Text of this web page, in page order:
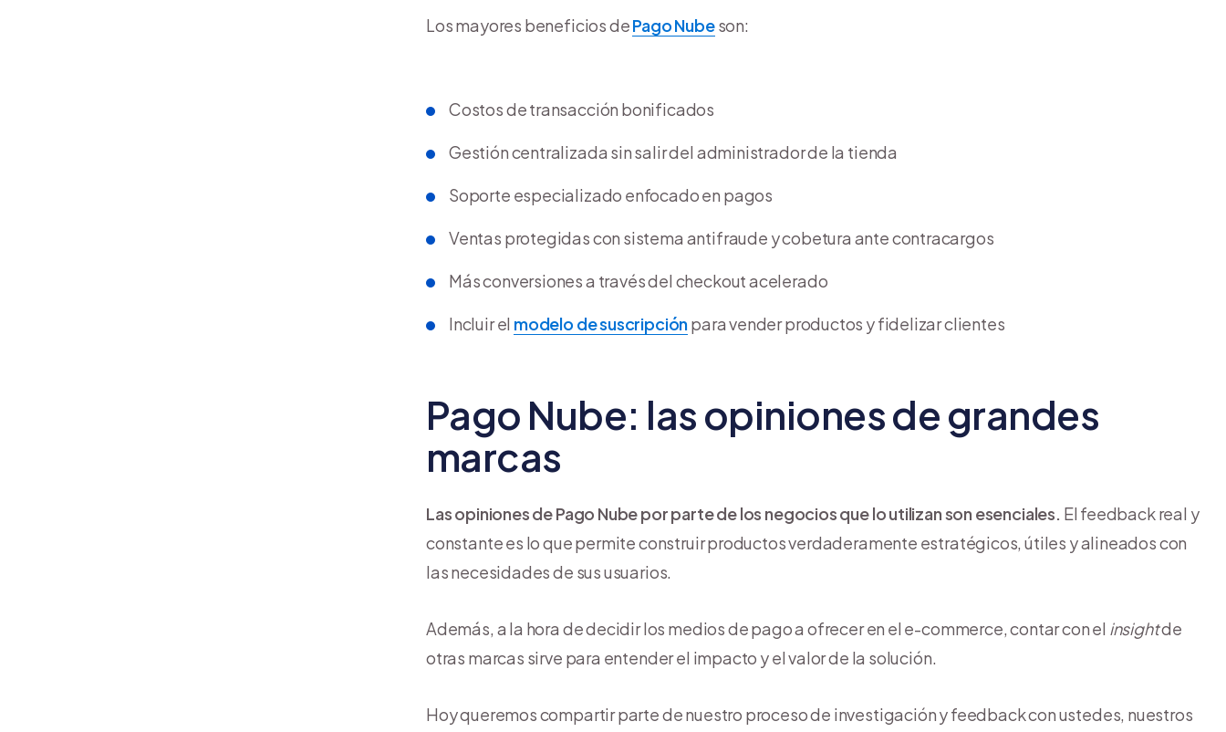
Los mayores beneficios dePago Nubeson:
Costos de transacción bonificados
Gestión centralizada sin salir del administrador de la tienda
Soporte especializado enfocado en pagos
Ventas protegidas con sistema antifraude y cobetura ante contracargos
Más conversiones a través del checkout acelerado
Incluir el modelo de suscripciónpara vender productos y fidelizar clientes
Pago Nube: las opiniones de grandes
marcas
Las opiniones de Pago Nube por parte de los negocios que lo utilizan son esenciales. El feedback real y
constante es lo que permite construir productos verdaderamente estratégicos, útiles y alineados con
las necesidades de sus usuarios.
Además, a la hora de decidir los medios de pago a ofrecer en el e-commerce, contar con el insightde
otras marcas sirve para entender el impacto y el valor de la solución.
Hoy queremos compartir parte de nuestro proceso de investigación y feedback con ustedes, nuestros